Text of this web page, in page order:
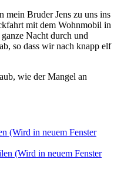
mein Bruder Jens zu uns ins
mit dem Wohnmobil in
Nacht durch und
so dass wir nach knapp elf
wie der Mangel an
(Wird in neuem Fenster
(Wird in neuem Fenster